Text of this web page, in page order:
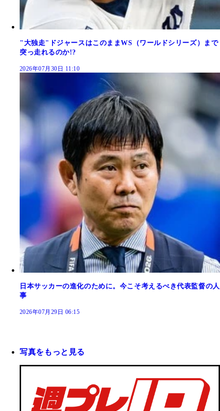
"大独走"ドジャースはこのままWS（ワールドシリーズ）まで
突っ走れるのか!?
2026年07月30日 11:10
日本サッカーの進化のために。今こそ考えるべき代表監督の人
事
2026年07月29日 06:15
写真をもっと見る